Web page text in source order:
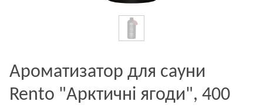
Ароматизатор для сауни
Rento "Арктичні ягоди", 400